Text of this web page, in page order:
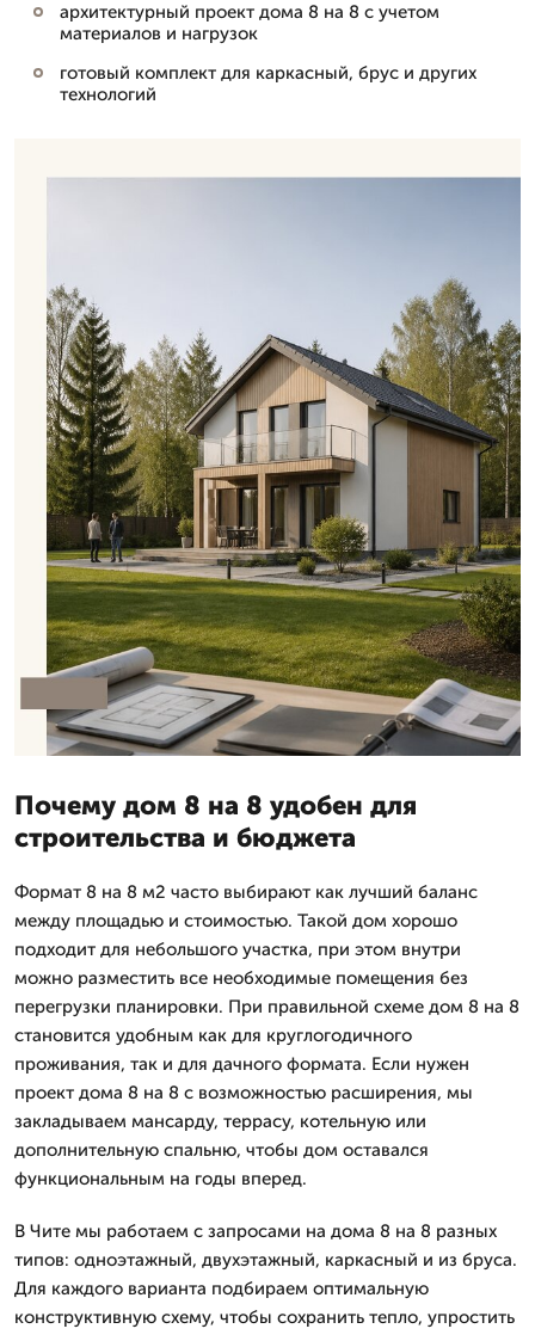
архитектурный проект дома 8 на 8 с учетом
материалов и нагрузок
готовый комплект для каркасный, брус и других
технологий
Почему дом 8 на 8 удобен для
строительства и бюджета
Формат 8 на 8 м2 часто выбирают как лучший баланс
между площадью и стоимостью. Такой дом хорошо
подходит для небольшого участка, при этом внутри
можно разместить все необходимые помещения без
перегрузки планировки. При правильной схеме дом 8 на 8
становится удобным как для круглогодичного
проживания, так и для дачного формата. Если нужен
проект дома 8 на 8 с возможностью расширения, мы
закладываем мансарду, террасу, котельную или
дополнительную спальню, чтобы дом оставался
функциональным на годы вперед.
В Чите мы работаем с запросами на дома 8 на 8 разных
типов: одноэтажный, двухэтажный, каркасный и из бруса.
Для каждого варианта подбираем оптимальную
конструктивную схему, чтобы сохранить тепло, упростить